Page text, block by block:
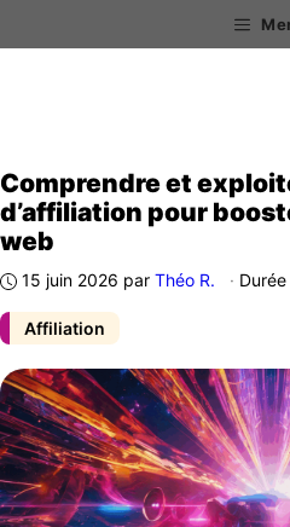
au
Affiliation
Comprendre et
d’affiliation pour
web
15 juin 2026 par Théo R. ·